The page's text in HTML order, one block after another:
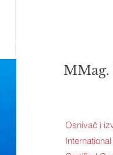
MMag.
Osnivač i